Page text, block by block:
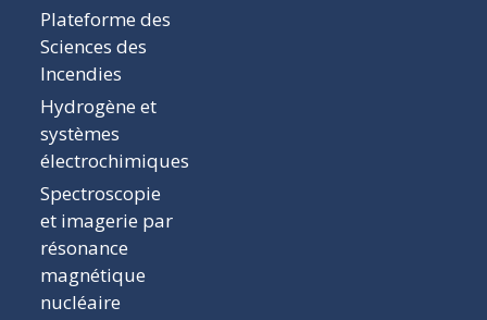
Plateforme des
Sciences des
Incendies
Hydrogène et
systèmes
électrochimiques
Spectroscopie
et imagerie par
résonance
magnétique
nucléaire